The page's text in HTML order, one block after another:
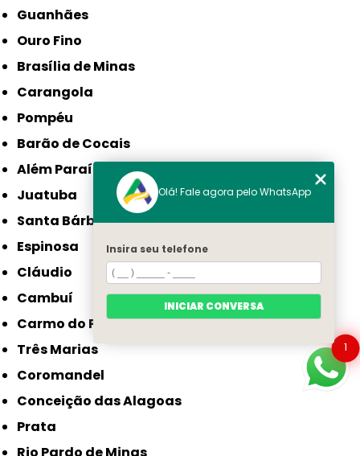
Guanhães
Ouro Fino
Brasília de Minas
Carangola
Pompéu
Barão de Cocais
Além Paraíba
Juatuba
Santa Bárbara
Espinosa
Cláudio
Cambuí
Carmo do Paranaíba
Três Marias
Coromandel
Conceição das Alagoas
Prata
1
Olá! Fale agora pelo WhatsApp
Insira seu telefone
INICIAR CONVERSA